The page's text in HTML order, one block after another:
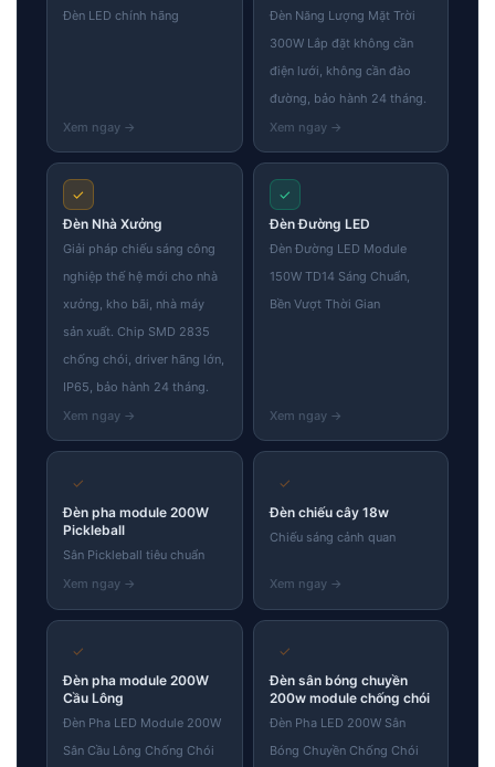
content
Đèn LED chính hãng
Đèn Năng Lượng Mặt Trời
300W Lắp đặt không cần
điện lưới, không cần đào
đường, bảo hành 24 tháng.
✓
Đèn Nhà Xưởng
Giải pháp chiếu sáng công
nghiệp thế hệ mới cho nhà
xưởng, kho bãi, nhà máy
sản xuất. Chip SMD 2835
chống chói, driver hãng lớn,
IP65, bảo hành 24 tháng.
✓
Đèn Đường LED
Đèn Đường LED Module
150W TD14 Sáng Chuẩn,
Bền Vượt Thời Gian
✓
Đèn pha module 200W
Pickleball
Sân Pickleball tiêu chuẩn
✓
Đèn chiếu cây 18w
Chiếu sáng cảnh quan
✓
Đèn pha module 200W
Cầu Lông
Đèn Pha LED Module 200W
Sân Cầu Lông Chống Chói
✓
Đèn sân bóng chuyền
200w module chống chói
Đèn Pha LED 200W Sân
Bóng Chuyền Chống Chói